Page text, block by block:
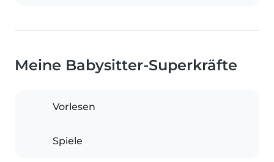
Meine Babysitter-Superkräfte
Vorlesen
Spiele